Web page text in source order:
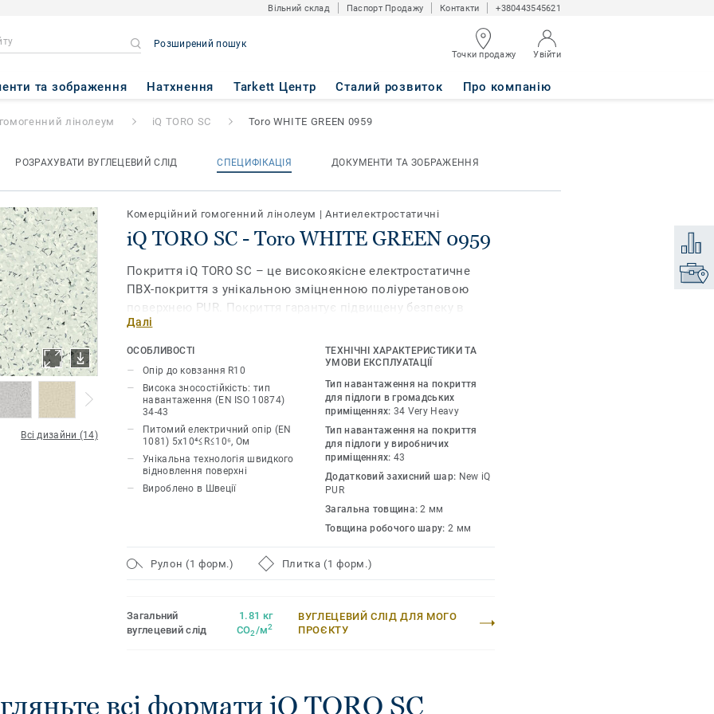
Вільний склад Паспорт Продажу Контакти +380443545621
Розширений пошук
Точки продажу Увійти
та зображення Натхнення Tarkett Центр Сталий розвиток Про компанію
WHITE GREEN 0959
лінолеум iQ TORO SC Toro WHITE GREEN 0959
РОЗРАХУВАТИ ВУГЛЕЦЕВИЙ СЛІД СПЕЦИФІКАЦІЯ ДОКУМЕНТИ ТА ЗОБРАЖЕННЯ
Всі дизайни (14)
Комерційний гомогенний лінолеум |Антиелектростатичні
iQ TORO SC - Toro WHITE GREEN 0959
Покриття iQ TORO SC – це високоякісне електростатичне
ПВХ-покриття з унікальною зміцненною поліуретановою
поверхнею PUR. Покриття гарантує підвищену безпеку в
приміщеннях з високоточним електронним обладнанням: в
операційних, лабораторіях і серверних кімнатах,
комп'ютерних класах і т.д. Питомий електричний опір 5x10⁴-
10⁶ Ом відповідає стандарту EN 1081 для електростатично
провідних покриттів. Колекція iQ TORO SC має всі переваги
родини покриттів iQ – довговічність, сучасний дизайн,
чудові технічні характеристики, а також низьку вартість
експлуатаційного циклу (в порівнянні з іншими
гомогенними покриттями).
Далі
ОСОБЛИВОСТІ
Опір до ковзання R10
Висока зносостійкість: тип
навантаження (EN ISO 10874)
34-43
Питомий електричний опір (EN
1081) 5x10⁴≤R≤10⁶, Ом
Унікальна технологія швидкого
відновлення поверхні
Вироблено в Швеції
ТЕХНІЧНІ ХАРАКТЕРИСТИКИ ТА
УМОВИ ЕКСПЛУАТАЦІЇ
Тип навантаження на покриття
для підлоги в громадських
приміщеннях: 34 Very Heavy
Тип навантаження на покриття
для підлоги у виробничих
приміщеннях: 43
Додатковий захисний шар: New iQ
PUR
Загальна товщина:2 мм
Товщина робочого шару: 2 мм
Рулон (1 форм.) Плитка (1 форм.)
Загальний
вуглецевий слід
1.81 кг
CO2/м2
ВУГЛЕЦЕВИЙ СЛІД ДЛЯ МОГО
ПРОЄКТУ
всі формати iQ TORO SC